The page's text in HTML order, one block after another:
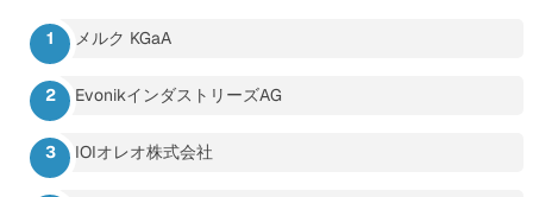
メルク KGaA
EvonikインダストリーズAG
IOIオレオ株式会社